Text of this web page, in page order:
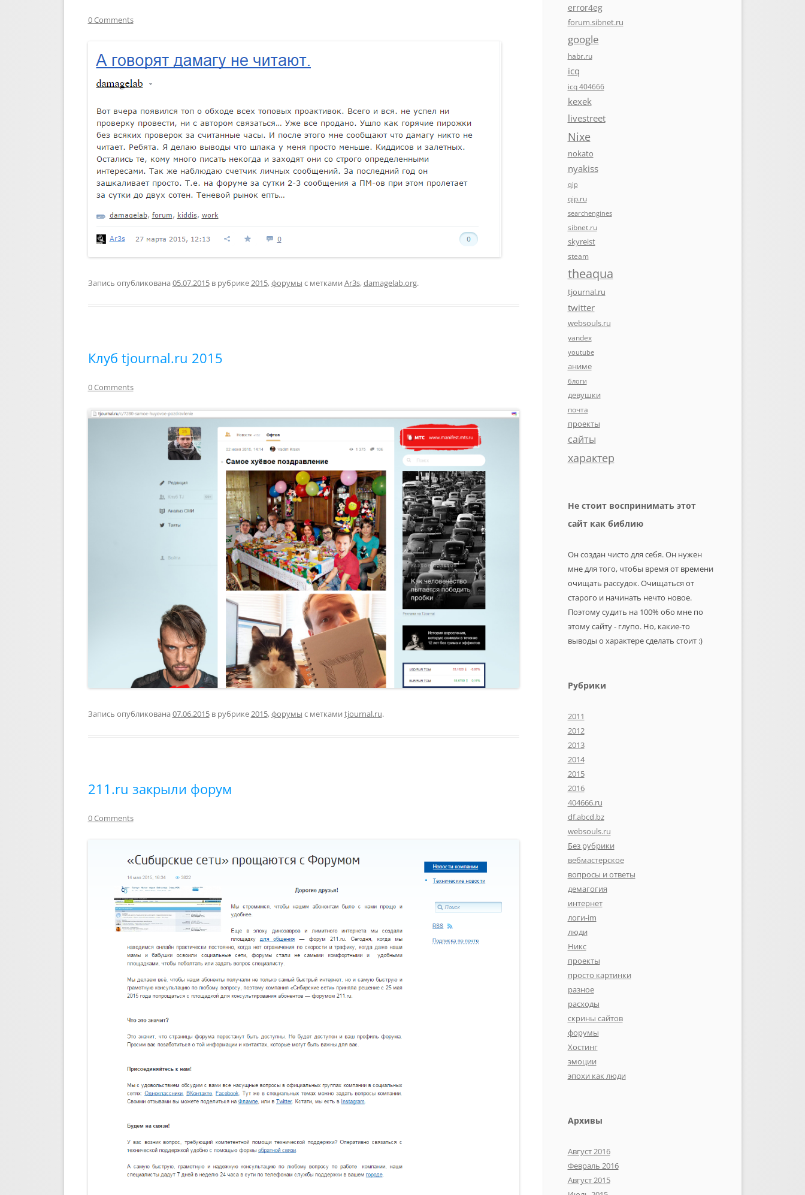
0 Comments
Запись опубликована 05.07.2015в рубрике2015,форумы с метками Ar3s,damagelab.org.
Клуб tjournal.ru 2015
0 Comments
Запись опубликована 07.06.2015в рубрике2015,форумы с метками tjournal.ru.
211.ru закрыли форум
0 Comments
error4eg
forum.sibnet.ru
google
habr.ru
icq
icq 404666
kexek
livestreet
Nixe
nokato
nyakiss
qip
qip.ru
searchengines
sibnet.ru
skyreist
steam
theaqua
tjournal.ru
twitter
websouls.ru
yandex
youtube
аниме
блоги
девушки
почта
проекты
сайты
характер
Не стоит воспринимать этот
сайт как библию
Он создан чисто для себя. Он нужен
мне для того, чтобы время от времени
очищать рассудок. Очищаться от
старого и начинать нечто новое.
Поэтому судить на 100% обо мне по
этому сайту - глупо. Но, какие-то
выводы о характере сделать стоит :)
Рубрики
2011
2012
2013
2014
2015
2016
404666.ru
df.abcd.bz
websouls.ru
Без рубрики
вебмастерское
вопросы и ответы
демагогия
интернет
логи-im
люди
Никс
проекты
просто картинки
разное
расходы
скрины сайтов
форумы
Хостинг
эмоции
эпохи как люди
Архивы
Август 2016
Февраль 2016
Август 2015